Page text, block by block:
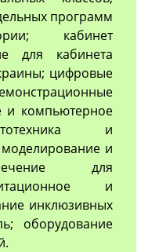
программ
кабинет
для кабинета
цифровые
и компьютерное
и
и
для
и
инклюзивных
оборудование